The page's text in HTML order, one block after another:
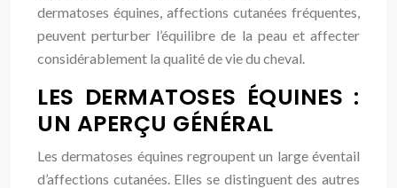
dermatoses équines, affections cutanées fréquentes,
peuvent perturber l’équilibre de la peau et affecter
considérablement la qualité de vie du cheval.
LES DERMATOSES ÉQUINES :
UN APERÇU GÉNÉRAL
Les dermatoses équines regroupent un large éventail
d’affections cutanées. Elles se distinguent des autres